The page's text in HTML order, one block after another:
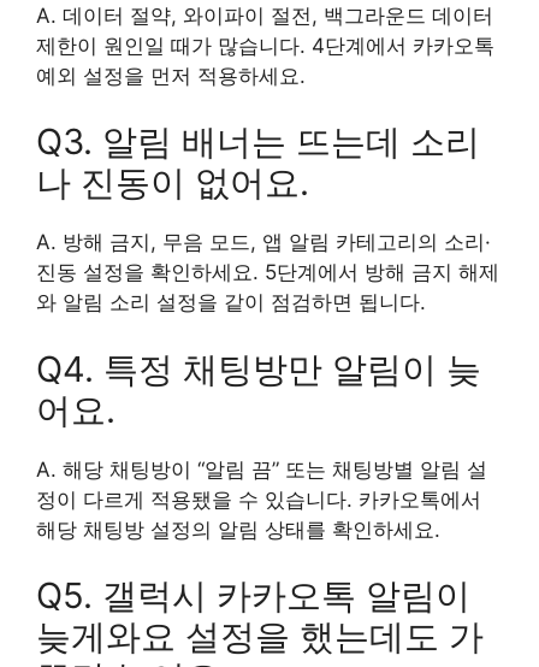
A. 데이터 절약, 와이파이 절전, 백그라운드 데이터
제한이 원인일 때가 많습니다. 4단계에서 카카오톡
예외 설정을 먼저 적용하세요.
Q3. 알림 배너는 뜨는데 소리
나 진동이 없어요.
A. 방해 금지, 무음 모드, 앱 알림 카테고리의 소리·
진동 설정을 확인하세요. 5단계에서 방해 금지 해제
와 알림 소리 설정을 같이 점검하면 됩니다.
Q4. 특정 채팅방만 알림이 늦
어요.
A. 해당 채팅방이 “알림 끔” 또는 채팅방별 알림 설
정이 다르게 적용됐을 수 있습니다. 카카오톡에서
해당 채팅방 설정의 알림 상태를 확인하세요.
Q5. 갤럭시 카카오톡 알림이
늦게와요 설정을 했는데도 가